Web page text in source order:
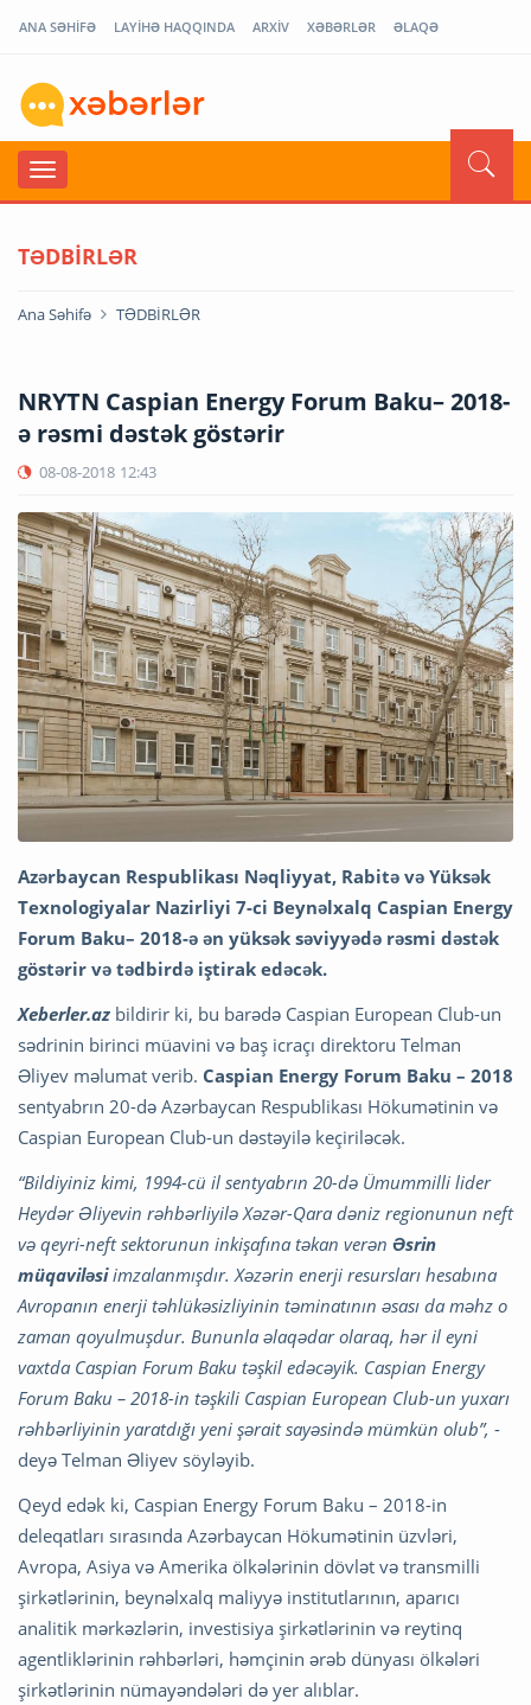
ANA SƏHİFƏ LAYİHƏ HAQQINDA ARXİV XƏBƏRLƏR ƏLAQƏ
TƏDBİRLƏR
Ana Səhifə TƏDBİRLƏR
NRYTN Caspian Energy Forum Baku– 2018-
ə rəsmi dəstək göstərir
08-08-2018 12:43
Azərbaycan Respublikası Nəqliyyat, Rabitə və Yüksək
Texnologiyalar Nazirliyi 7-ci Beynəlxalq Caspian Energy
Forum Baku– 2018-ə ən yüksək səviyyədə rəsmi dəstək
göstərir və tədbirdə iştirak edəcək.
Xeberler.az bildirir ki, bu barədə Caspian European Club-un
sədrinin birinci müavini və baş icraçı direktoru Telman
Əliyev məlumat verib. Caspian Energy Forum Baku – 2018
sentyabrın 20-də Azərbaycan Respublikası Hökumətinin və
Caspian European Club-un dəstəyilə keçiriləcək.
“Bildiyiniz kimi, 1994-cü il sentyabrın 20-də Ümummilli lider
Heydər Əliyevin rəhbərliyilə Xəzər-Qara dəniz regionunun neft
və qeyri-neft sektorunun inkişafına təkan verən Əsrin
müqaviləsiimzalanmışdır. Xəzərin enerji resursları hesabına
Avropanın enerji təhlükəsizliyinin təminatının əsası da məhz o
zaman qoyulmuşdur. Bununla əlaqədar olaraq, hər il eyni
vaxtda Caspian Forum Baku təşkil edəcəyik. Caspian Energy
Forum Baku – 2018-in təşkili Caspian European Club-un yuxarı
rəhbərliyinin yaratdığı yeni şərait sayəsində mümkün olub”, -
deyə Telman Əliyev söyləyib.
Qeyd edək ki, Caspian Energy Forum Baku – 2018-in
deleqatları sırasında Azərbaycan Hökumətinin üzvləri,
Avropa, Asiya və Amerika ölkələrinin dövlət və transmilli
şirkətlərinin, beynəlxalq maliyyə institutlarının, aparıcı
analitik mərkəzlərin, investisiya şirkətlərinin və reytinq
agentliklərinin rəhbərləri, həmçinin ərəb dünyası ölkələri
şirkətlərinin nümayəndələri də yer alıblar.